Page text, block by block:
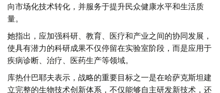
向市场化技术转化，并服务于提升民众健康水平和生活质
量。
她指出，应加强科研、教育、医疗和产业之间的协同发展，
使具有潜力的科研成果不仅停留在实验室阶段，而是应用于
疾病诊断、治疗、医药生产等领域。
库热什巴耶夫表示，战略的重要目标之一是在哈萨克斯坦建
立完整的生物技术创新体系，不仅能够自主研发新技术，还